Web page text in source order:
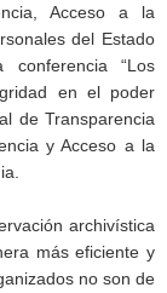
Acceso a la
del Estado
“Los
en el poder
de Transparencia
y Acceso a la
archivística
más eficiente y
no son de